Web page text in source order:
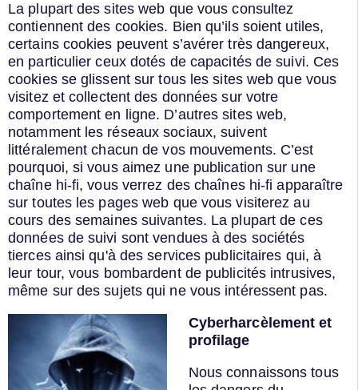
La plupart des sites web que vous consultez
contiennent des cookies. Bien qu’ils soient utiles,
certains cookies peuvent s’avérer très dangereux,
en particulier ceux dotés de capacités de suivi. Ces
cookies se glissent sur tous les sites web que vous
visitez et collectent des données sur votre
comportement en ligne. D’autres sites web,
notamment les réseaux sociaux, suivent
littéralement chacun de vos mouvements. C’est
pourquoi, si vous aimez une publication sur une
chaîne hi-fi, vous verrez des chaînes hi-fi apparaître
sur toutes les pages web que vous visiterez au
cours des semaines suivantes. La plupart de ces
données de suivi sont vendues à des sociétés
tierces ainsi qu'à des services publicitaires qui, à
leur tour, vous bombardent de publicités intrusives,
même sur des sujets qui ne vous intéressent pas.
Cyberharcèlement et
profilage
Nous connaissons tous